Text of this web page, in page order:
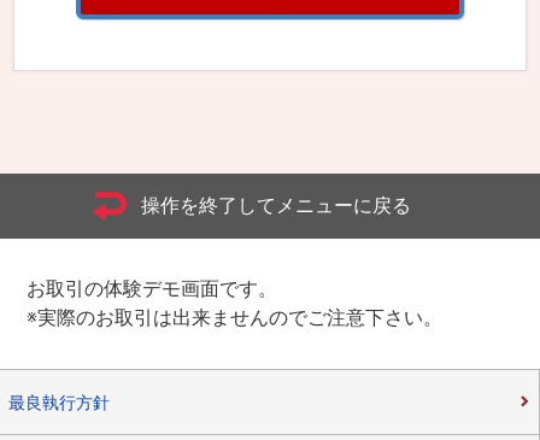
お取引の体験デモ画面です。
※実際のお取引は出来ませんのでご注意下さい。
操作を終了してメニューに戻る
最良執行方針